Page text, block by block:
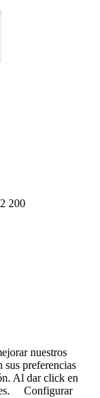
200
nuestros
preferencias
Al dar click en
Configurar